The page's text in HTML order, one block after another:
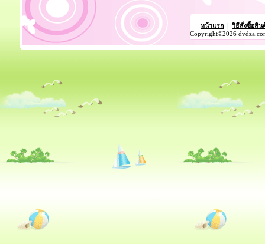
หน้าแรก
วิธีสั่งซื้อสิน
Copyright©2026